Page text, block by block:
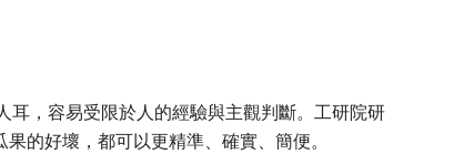
耳，容易受限於人的經驗與主觀判斷。工研院研
的好壞，都可以更精準、確實、簡便。